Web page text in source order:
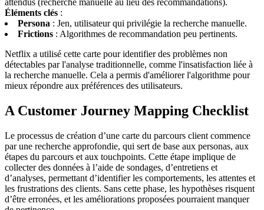
Éléments clés :
Persona : Jen, utilisateur qui privilégie la recherche manuelle.
Frictions : Algorithmes de recommandation peu pertinents.
Netflix a utilisé cette carte pour identifier des problèmes non
détectables par l'analyse traditionnelle, comme l'insatisfaction liée à
la recherche manuelle. Cela a permis d'améliorer l'algorithme pour
mieux répondre aux préférences des utilisateurs.
A Customer Journey Mapping Checklist
Le processus de création d’une carte du parcours client commence
par une recherche approfondie, qui sert de base aux personas, aux
étapes du parcours et aux touchpoints. Cette étape implique de
collecter des données à l’aide de sondages, d’entretiens et
d’analyses, permettant d’identifier les comportements, les attentes et
les frustrations des clients. Sans cette phase, les hypothèses risquent
d’être erronées, et les améliorations proposées pourraient manquer